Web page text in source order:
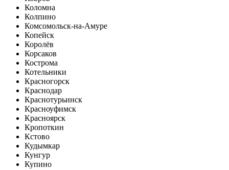
Коломна
Колпино
Комсомольск-на-Амуре
Копейск
Королёв
Корсаков
Кострома
Котельники
Красногорск
Краснодар
Краснотурьинск
Красноуфимск
Красноярск
Кропоткин
Кстово
Кудымкар
Кунгур
Купино